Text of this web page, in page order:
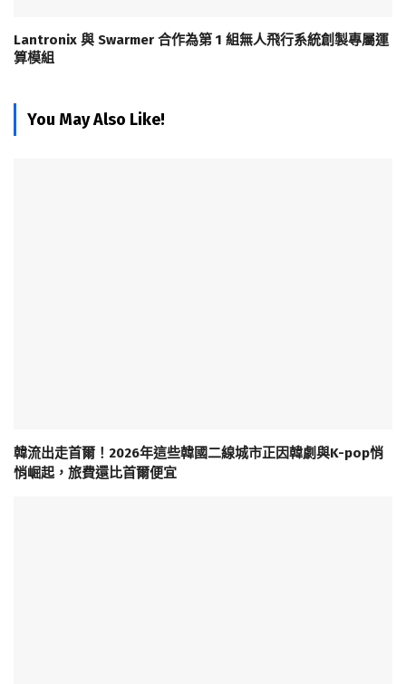
Lantronix 與 Swarmer 合作為第 1 組無人飛行系統創製專屬運
算模組
You May Also Like!
韓流出走首爾！2026年這些韓國二線城市正因韓劇與K-pop悄
悄崛起，旅費還比首爾便宜